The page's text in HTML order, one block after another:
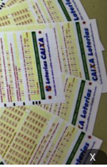
x